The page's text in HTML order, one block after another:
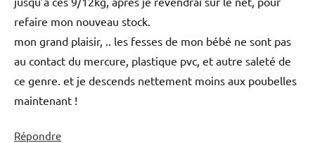
refaire mon nouveau stock.
mon grand plaisir, .. les fesses de mon bébé ne sont pas
au contact du mercure, plastique pvc, et autre saleté de
ce genre. et je descends nettement moins aux poubelles
maintenant !
Répondre